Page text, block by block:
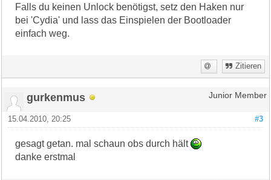
Falls du keinen Unlock benötigst, setz den Haken nur
bei 'Cydia' und lass das Einspielen der Bootloader
einfach weg.
Zitieren
gurkenmus Junior Member
#3
15.04.2010, 20:25
gesagt getan. mal schaun obs durch hält
danke erstmal